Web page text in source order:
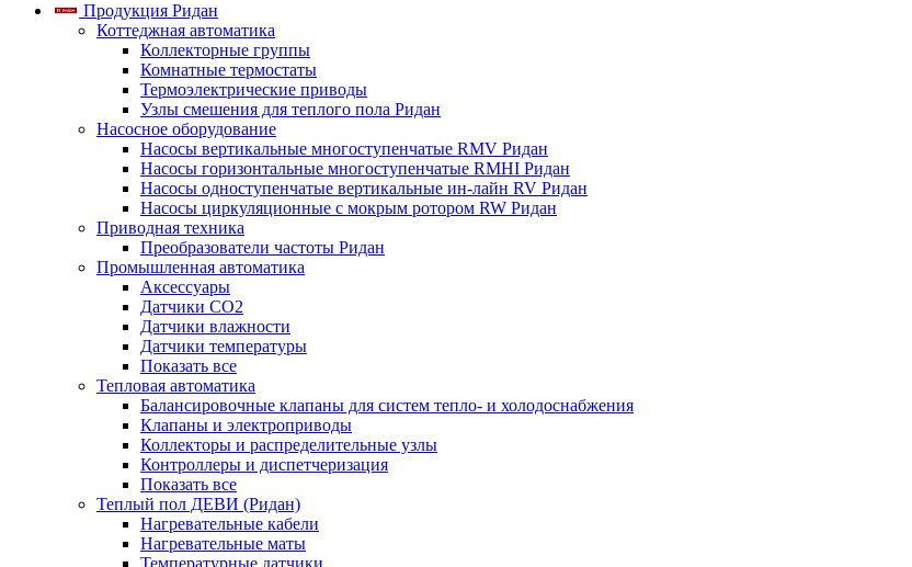
Продукция Ридан
Коттеджная автоматика
Коллекторные группы
Комнатные термостаты
Термоэлектрические приводы
Узлы смешения для теплого пола Ридан
Насосное оборудование
Насосы вертикальные многоступенчатые RMV Ридан
Насосы горизонтальные многоступенчатые RMHI Ридан
Насосы одноступенчатые вертикальные ин-лайн RV Ридан
Насосы циркуляционные с мокрым ротором RW Ридан
Приводная техника
Преобразователи частоты Ридан
Промышленная автоматика
Аксессуары
Датчики CO2
Датчики влажности
Датчики температуры
Показать все
Тепловая автоматика
Балансировочные клапаны для систем тепло- и холодоснабжения
Клапаны и электроприводы
Коллекторы и распределительные узлы
Контроллеры и диспетчеризация
Показать все
Теплый пол ДЕВИ (Ридан)
Нагревательные кабели
Нагревательные маты
Температурные датчики